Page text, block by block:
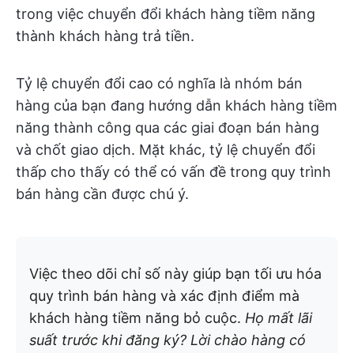
trong việc chuyển đổi khách hàng tiềm năng
thành khách hàng trả tiền.
Tỷ lệ chuyển đổi cao có nghĩa là nhóm bán
hàng của bạn đang hướng dẫn khách hàng tiềm
năng thành công qua các giai đoạn bán hàng
và chốt giao dịch. Mặt khác, tỷ lệ chuyển đổi
thấp cho thấy có thể có vấn đề trong quy trình
bán hàng cần được chú ý.
Việc theo dõi chỉ số này giúp bạn tối ưu hóa
quy trình bán hàng và xác định điểm mà
khách hàng tiềm năng bỏ cuộc. Họ mất lãi
suất trước khi đăng ký? Lời chào hàng có